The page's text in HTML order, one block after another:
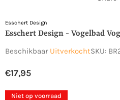
Esschert Design
Esschert Design - Vogelbad
Beschikbaar UitverkochtSKU:
Normale
prijs
€17,95
Niet op voorraad